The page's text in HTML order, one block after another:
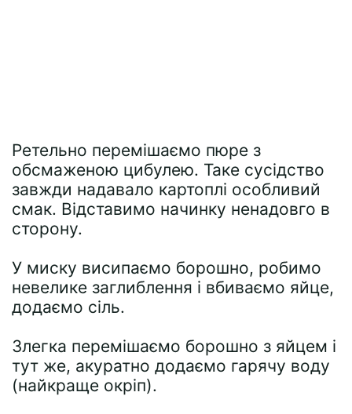
Ретельно перемішаємо пюре з
обсмаженою цибулею. Таке сусідство
завжди надавало картоплі особливий
смак. Відставимо начинку ненадовго в
сторону.
У миску висипаємо борошно, робимо
невелике заглиблення і вбиваємо яйце,
додаємо сіль.
Злегка перемішаємо борошно з яйцем і
тут же, акуратно додаємо гарячу воду
(найкраще окріп).